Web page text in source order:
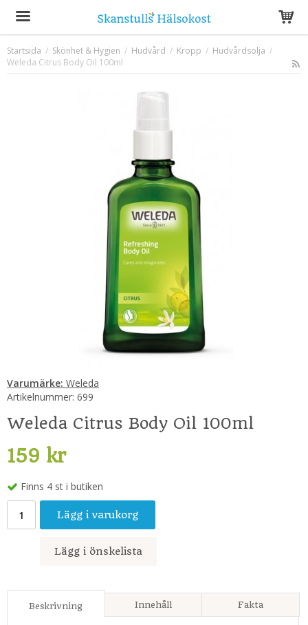
Produkten har blivit tillagd i varukorgen
Startsida / Skönhet & Hygien / Hudvård / Kropp / Hudvårdsolja /
Weleda Citrus Body Oil 100ml
Varumärke: Weleda
Artikelnummer: 699
Weleda Citrus Body Oil 100ml
159 kr
Finns 4 st i butiken
Lägg i varukorg
Lägg i önskelista
Beskrivning Innehåll Fakta